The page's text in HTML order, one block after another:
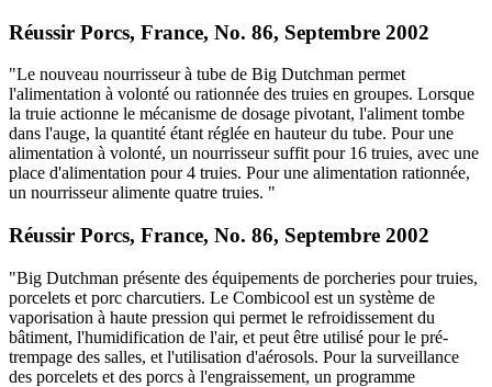
Réussir Porcs, France, No. 86, Septembre 2002
"Le nouveau nourrisseur à tube de Big Dutchman permet
l'alimentation à volonté ou rationnée des truies en groupes. Lorsque
la truie actionne le mécanisme de dosage pivotant, l'aliment tombe
dans l'auge, la quantité étant réglée en hauteur du tube. Pour une
alimentation à volonté, un nourrisseur suffit pour 16 truies, avec une
place d'alimentation pour 4 truies. Pour une alimentation rationnée,
un nourrisseur alimente quatre truies. "
Réussir Porcs, France, No. 86, Septembre 2002
"Big Dutchman présente des équipements de porcheries pour truies,
porcelets et porc charcutiers. Le Combicool est un système de
vaporisation à haute pression qui permet le refroidissement du
bâtiment, l'humidification de l'air, et peut être utilisé pour le pré-
trempage des salles, et l'utilisation d'aérosols. Pour la surveillance
des porcelets et des porcs à l'engraissement, un programme